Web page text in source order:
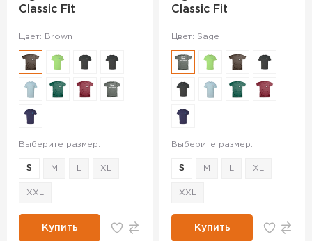
Classic Fit
Цвет: Brown
Выберите размер:
S M XL
XXL
Купить
Classic Fit
Цвет: Sage
Выберите размер:
S M XL
XXL
Купить